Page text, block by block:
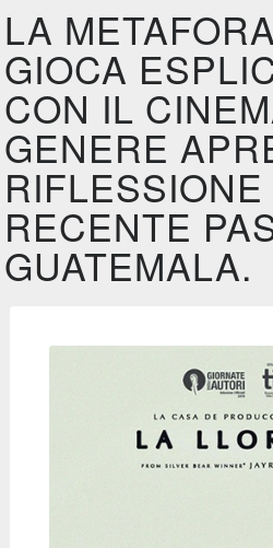
LA
GIOCA
CON IL
GENERE
RECENTE
GUATEMALA.